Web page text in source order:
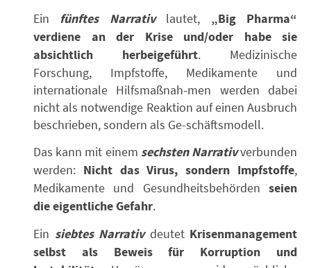
Ein fünftes Narrativlautet, „Big Pharma“
verdiene an der Krise und/oder habe sie
absichtlich herbeigeführt. Medizinische
Forschung, Impfstoffe, Medikamente und
internationale Hilfsmaßnah-men werden dabei
nicht als notwendige Reaktion auf einen Ausbruch
beschrieben, sondern als Ge-schäftsmodell.
Das kann mit einem sechsten Narrativverbunden
werden: Nicht das Virus, sondern Impfstoffe,
Medikamente und Gesundheitsbehörden seien
die eigentliche Gefahr.
Ein siebtes Narrativdeutet Krisenmanagement
selbst als Beweis für Korruption und